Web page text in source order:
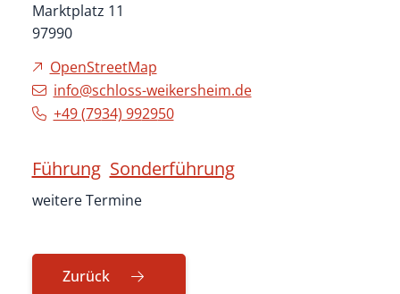
Marktplatz 11
97990
OpenStreetMap
info@schloss-weikersheim.de
+49 (7934) 992950
Führung Sonderführung
weitere Termine
Zurück